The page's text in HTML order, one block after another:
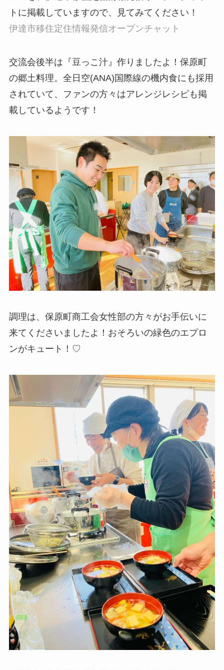
トに掲載していますので、見てみてください！
伊達市移住定住情報発信オープンチャット
交流会後半は『豆っこ汁』作りましたよ！保原町
の郷土料理。全日空(ANA)国際線の機内食にも採用
されていて、ファンの方々はアレンジレシピも掲
載しているようです！
調理は、保原町商工会女性部の方々がお手伝いに
来てくださいましたよ！おそろいの緑色のエプロ
ンがキュート！♡